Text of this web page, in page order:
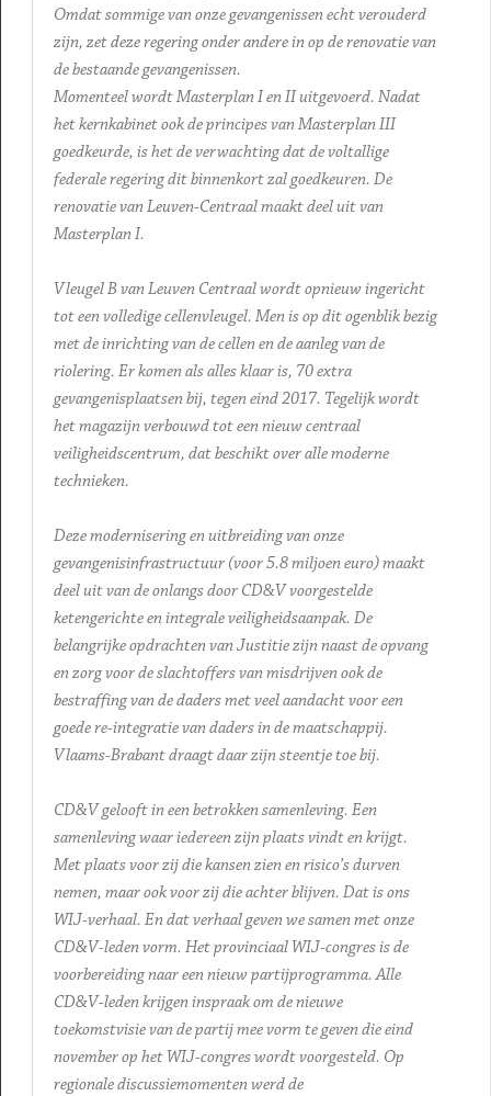
Omdat sommige van onze gevangenissen echt verouderd
zijn, zet deze regering onder andere in op de renovatie van
de bestaande gevangenissen.
Momenteel wordt Masterplan I en II uitgevoerd. Nadat
het kernkabinet ook de principes van Masterplan III
goedkeurde, is het de verwachting dat de voltallige
federale regering dit binnenkort zal goedkeuren. De
renovatie van Leuven-Centraal maakt deel uit van
Masterplan I.
Vleugel B van Leuven Centraal wordt opnieuw ingericht
tot een volledige cellenvleugel. Men is op dit ogenblik bezig
met de inrichting van de cellen en de aanleg van de
riolering. Er komen als alles klaar is, 70 extra
gevangenisplaatsen bij, tegen eind 2017. Tegelijk wordt
het magazijn verbouwd tot een nieuw centraal
veiligheidscentrum, dat beschikt over alle moderne
technieken.
Deze modernisering en uitbreiding van onze
gevangenisinfrastructuur (voor 5.8 miljoen euro) maakt
deel uit van de onlangs door CD&V voorgestelde
ketengerichte en integrale veiligheidsaanpak. De
belangrijke opdrachten van Justitie zijn naast de opvang
en zorg voor de slachtoffers van misdrijven ook de
bestraffing van de daders met veel aandacht voor een
goede re-integratie van daders in de maatschappij.
Vlaams-Brabant draagt daar zijn steentje toe bij.
CD&V gelooft in een betrokken samenleving. Een
samenleving waar iedereen zijn plaats vindt en krijgt.
Met plaats voor zij die kansen zien en risico’s durven
nemen, maar ook voor zij die achter blijven. Dat is ons
WIJ-verhaal. En dat verhaal geven we samen met onze
CD&V-leden vorm. Het provinciaal WIJ-congres is de
voorbereiding naar een nieuw partijprogramma. Alle
CD&V-leden krijgen inspraak om de nieuwe
toekomstvisie van de partij mee vorm te geven die eind
november op het WIJ-congres wordt voorgesteld. Op
regionale discussiemomenten werd de